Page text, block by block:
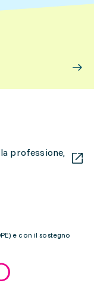
professione,
e con il sostegno